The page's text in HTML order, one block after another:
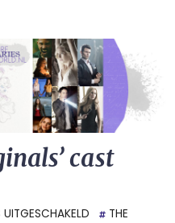
cast
UITGESCHAKELD VOORTHE